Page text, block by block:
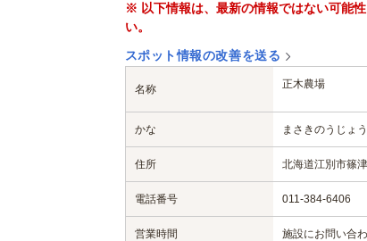
※ 以下情報は、最新の情報ではない可能
い。
スポット情報の改善を送る
名称 正木農場
かな まさきのうじょう
住所 北海道江別市篠
電話番号 011-384-6406
営業時間 施設にお問い合